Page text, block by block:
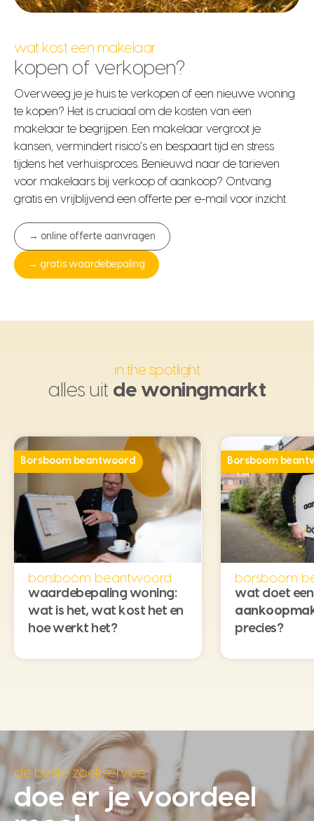
wat kost een makelaar
kopen of verkopen?
Overweeg je je huis te verkopen of een nieuwe woning
te kopen? Het is cruciaal om de kosten van een
makelaar te begrijpen. Een makelaar vergroot je
kansen, vermindert risico’s en bespaart tijd en stress
tijdens het verhuisproces. Benieuwd naar de tarieven
voor makelaars bij verkoop of aankoop? Ontvang
gratis en vrijblijvend een offerte per e-mail voor inzicht.
→ online offerte aanvragen
→ gratis waardebepaling
in the spotlight
alles uit de woningmarkt
Borsboom beantwoord
borsboom beantwoord
waardebepaling woning:
wat is het, wat kost het en
hoe werkt het?
Borsboom
borsboom
wat doet een
precies?
de beste zoekservice
doe er je voordeel